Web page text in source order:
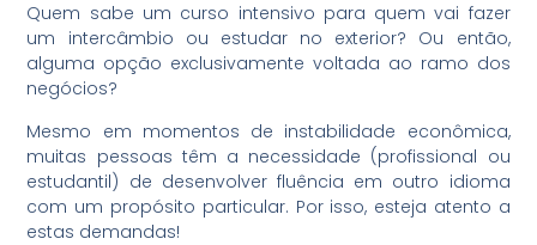
Quem sabe um curso intensivo para quem vai fazer
um intercâmbio ou estudar no exterior? Ou então,
alguma opção exclusivamente voltada ao ramo dos
negócios?
Mesmo em momentos de instabilidade econômica,
muitas pessoas têm a necessidade (profissional ou
estudantil) de desenvolver fluência em outro idioma
com um propósito particular. Por isso, esteja atento a
estas demandas!